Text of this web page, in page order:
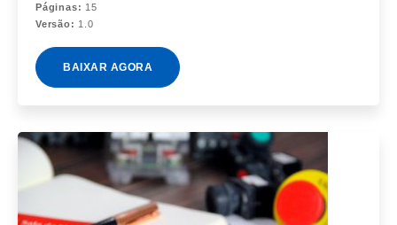
Páginas: 15
Versão: 1.0
BAIXAR AGORA